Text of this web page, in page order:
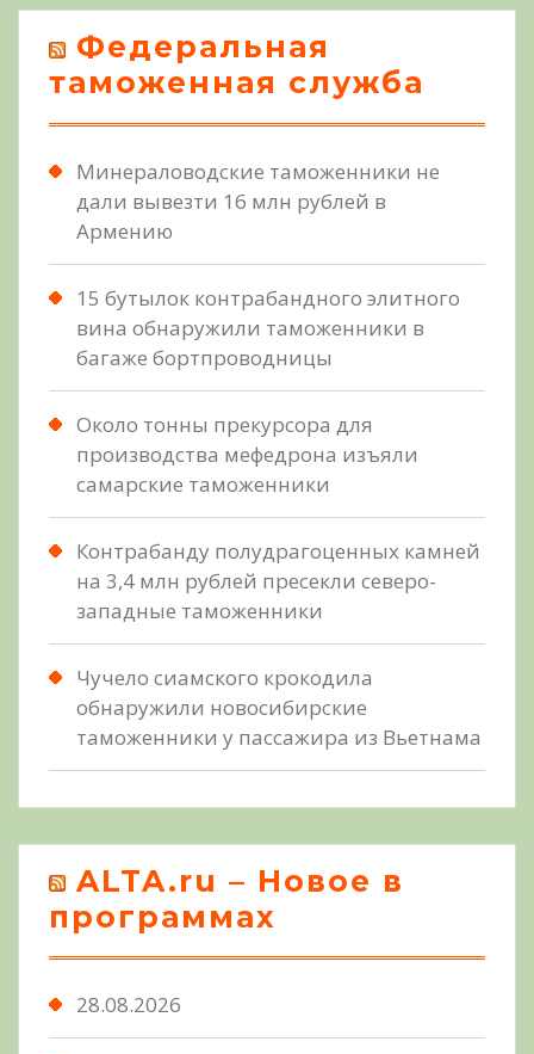
Федеральная
таможенная служба
Минераловодские таможенники не
дали вывезти 16 млн рублей в
Армению
15 бутылок контрабандного элитного
вина обнаружили таможенники в
багаже бортпроводницы
Около тонны прекурсора для
производства мефедрона изъяли
самарские таможенники
Контрабанду полудрагоценных камней
на 3,4 млн рублей пресекли северо-
западные таможенники
Чучело сиамского крокодила
обнаружили новосибирские
таможенники у пассажира из Вьетнама
ALTA.ru – Новое в
программах
28.08.2026